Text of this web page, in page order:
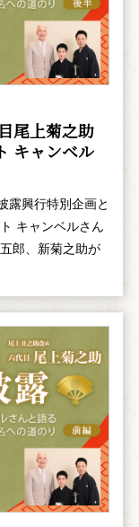
尾上菊之助
キャンベル
露興行特別企画と
キャンベルさん
郎、新菊之助が